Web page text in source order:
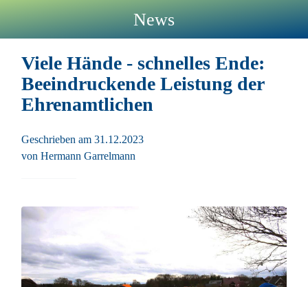
News
Viele Hände - schnelles Ende:
Beeindruckende Leistung der
Ehrenamtlichen
Geschrieben am 31.12.2023
von Hermann Garrelmann